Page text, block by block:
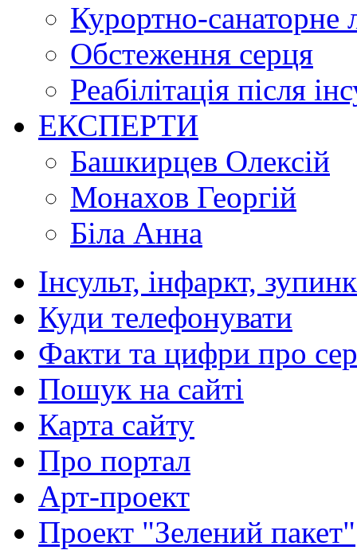
Курортно-cанаторне
Обстеження серця
Реабілітація після
ЕКСПЕРТИ
Башкирцев Олексій
Монахов Георгій
Біла Анна
Інсульт, інфаркт,
Куди телефонувати
Факти та цифри про
Пошук на сайті
Карта сайту
Про портал
Арт-проект
Проект "Зелений пакет"